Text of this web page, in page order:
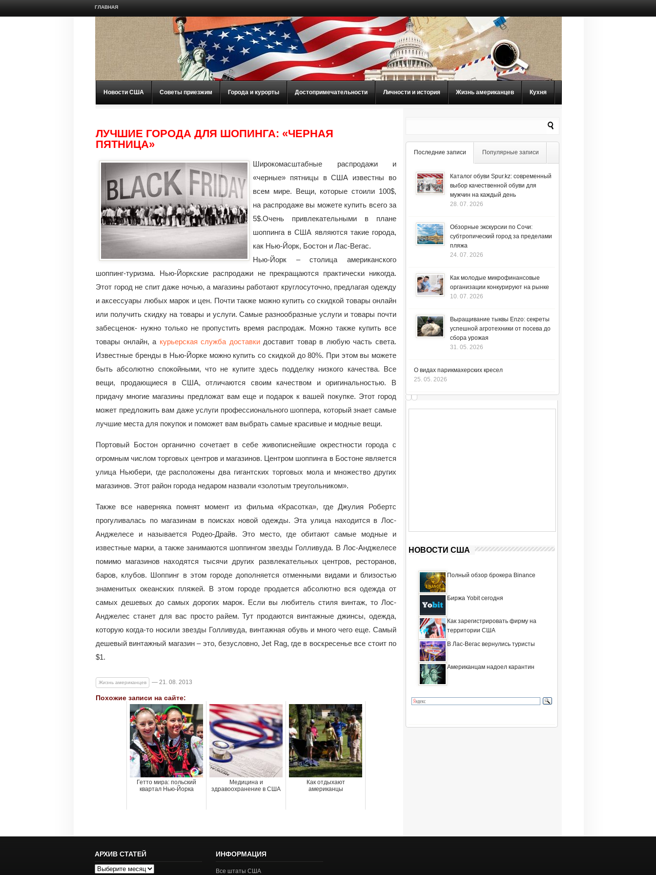
ГЛАВНАЯ
Новости США Советы приезжим Города и курорты Достопримечательности Личности и история Жизнь американцев Кухня
ЛУЧШИЕ ГОРОДА ДЛЯ ШОПИНГА: «ЧЕРНАЯ
ПЯТНИЦА»
Широкомасштабные распродажи и
«черные» пятницы в США известны во
всем мире. Вещи, которые стоили 100$,
на распродаже вы можете купить всего за
5$.Очень привлекательными в плане
шоппинга в США являются такие города,
как Нью-Йорк, Бостон и Лас-Вегас.
Нью-Йорк – столица американского
шоппинг-туризма. Нью-Йоркские распродажи не прекращаются практически никогда.
Этот город не спит даже ночью, а магазины работают круглосуточно, предлагая одежду
и аксессуары любых марок и цен. Почти также можно купить со скидкой товары онлайн
или получить скидку на товары и услуги. Самые разнообразные услуги и товары почти
забесценок- нужно только не пропустить время распродаж. Можно также купить все
товары онлайн, а курьерская служба доставкидоставит товар в любую часть света.
Известные бренды в Нью-Йорке можно купить со скидкой до 80%. При этом вы можете
быть абсолютно спокойными, что не купите здесь подделку низкого качества. Все
вещи, продающиеся в США, отличаются своим качеством и оригинальностью. В
придачу многие магазины предложат вам еще и подарок к вашей покупке. Этот город
может предложить вам даже услуги профессионального шоппера, который знает самые
лучшие места для покупок и поможет вам выбрать самые красивые и модные вещи.
Портовый Бостон органично сочетает в себе живописнейшие окрестности города с
огромным числом торговых центров и магазинов. Центром шоппинга в Бостоне является
улица Ньюбери, где расположены два гигантских торговых мола и множество других
магазинов. Этот район города недаром назвали «золотым треугольником».
Также все наверняка помнят момент из фильма «Красотка», где Джулия Робертс
прогуливалась по магазинам в поисках новой одежды. Эта улица находится в Лос-
Анджелесе и называется Родео-Драйв. Это место, где обитают самые модные и
известные марки, а также занимаются шоппингом звезды Голливуда. В Лос-Анджелесе
помимо магазинов находятся тысячи других развлекательных центров, ресторанов,
баров, клубов. Шоппинг в этом городе дополняется отменными видами и близостью
знаменитых океанских пляжей. В этом городе продается абсолютно вся одежда от
самых дешевых до самых дорогих марок. Если вы любитель стиля винтаж, то Лос-
Анджелес станет для вас просто райем. Тут продаются винтажные джинсы, одежда,
которую когда-то носили звезды Голливуда, винтажная обувь и много чего еще. Самый
дешевый винтажный магазин – это, безусловно, Jet Rag, где в воскресенье все стоит по
$1.
Жизнь американцев — 21. 08. 2013
Похожие записи на сайте:
Гетто мира: польский
квартал Нью-Йорка
Медицина и
здравоохранение в США
Как отдыхают
американцы
Последние записи Популярные записи
Каталог обуви Spur.kz: современный
выбор качественной обуви для
мужчин на каждый день
28. 07. 2026
Обзорные экскурсии по Сочи:
субтропический город за пределами
пляжа
24. 07. 2026
Как молодые микрофинансовые
организации конкурируют на рынке
10. 07. 2026
Выращивание тыквы Enzo: секреты
успешной агротехники от посева до
сбора урожая
31. 05. 2026
О видах парикмахерских кресел
25. 05. 2026
НОВОСТИ США
Полный обзор брокера Binance
Биржа Yobit сегодня
Как зарегистрировать фирму на
территории США
В Лас-Вегас вернулись туристы
Американцам надоел карантин
АРХИВ СТАТЕЙ
Архив
ИНФОРМАЦИЯ
Все штаты США